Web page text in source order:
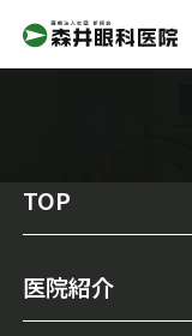
TOP
医院紹介
自由診療